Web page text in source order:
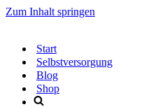
Zum Inhalt springen
Start
Selbstversorgung
Blog
Shop